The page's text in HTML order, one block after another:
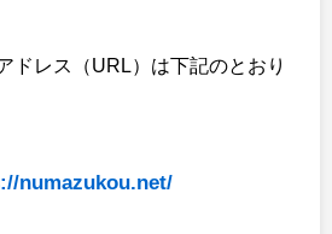
ドレス（URL）は下記のとおり
numazukou.net/